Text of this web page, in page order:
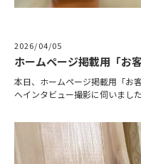
2026/04/05
ホームページ掲載用「お
本日、ホームページ掲載用「お
へインタビュー撮影に伺いまし